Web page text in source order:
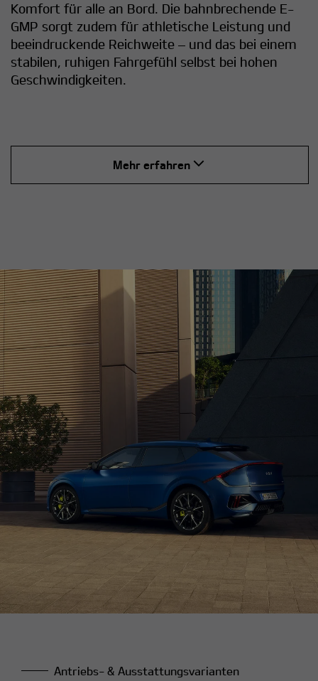
Komfort für alle an Bord. Die bahnbrechende E-
GMP sorgt zudem für athletische Leistung und
beeindruckende Reichweite – und das bei einem
stabilen, ruhigen Fahrgefühl selbst bei hohen
Geschwindigkeiten.
Mehr erfahren
Antriebs- & Ausstattungsvarianten